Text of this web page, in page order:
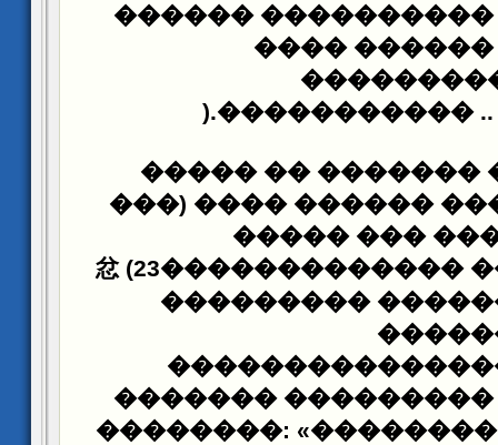
������
���� ������
����������� ..
).
���� ����
����� ��� ����
�����)
�����
������� ���� ����忿 (23���������
���������
�������
��������: «��������